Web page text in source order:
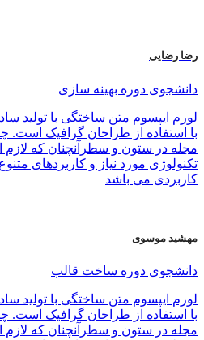
رضا رضایی
دانشجوی دوره بهینه سازی
لورم ایپسوم متن ساختگی با تولید
با استفاده از طراحان گرافیک است.
مجله در ستون و سطرآنچنان که
تکنولوژی مورد نیاز و کاربردهای
کاربردی می باشد
مهشید موسوی
دانشجوی دوره ساخت قالب
لورم ایپسوم متن ساختگی با تولید
با استفاده از طراحان گرافیک است.
مجله در ستون و سطرآنچنان که